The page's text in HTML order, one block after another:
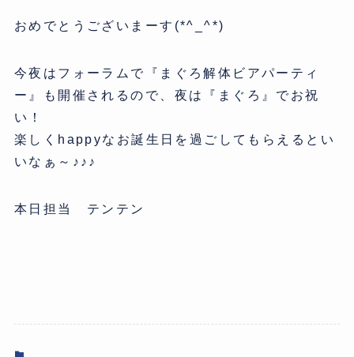
おめでとうございまーす(*^_^*)
今夜はフォーラムで『まぐろ解体ビアパーティ
ー』も開催されるので、夜は『まぐろ』でお祝
い！
楽しくhappyなお誕生日を過ごしてもらえるとい
いなぁ～♪♪♪
本日担当 テンテン